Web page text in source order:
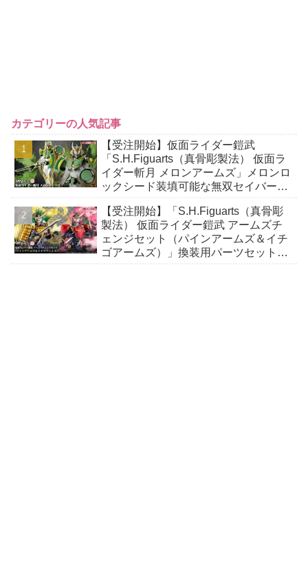
カテゴリーの人気記事
【受注開始】仮面ライダー鎧武
「S.H.Figuarts（真骨彫製法） 仮面ラ
イダー斬月 メロンアームズ」メロンロ
ックシード装填可能な無双セイバー、
ズチェンジも！
【受注開始】「S.H.Figuarts（真骨彫
製法） 仮面ライダー鎧武 アームズチ
ェンジセット（パインアームズ＆イチ
ゴアームズ）」換装用パーツセット！